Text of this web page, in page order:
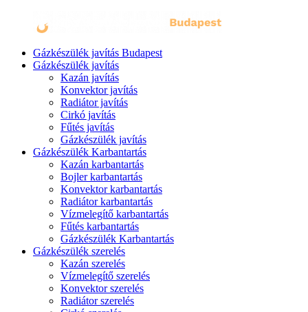
Gázkészülék javítás Budapest
Gázkészülék javítás
Kazán javítás
Konvektor javítás
Radiátor javítás
Cirkó javítás
Fűtés javítás
Gázkészülék javítás
Gázkészülék Karbantartás
Kazán karbantartás
Bojler karbantartás
Konvektor karbantartás
Radiátor karbantartás
Vízmelegítő karbantartás
Fűtés karbantartás
Gázkészülék Karbantartás
Gázkészülék szerelés
Kazán szerelés
Vízmelegítő szerelés
Konvektor szerelés
Radiátor szerelés